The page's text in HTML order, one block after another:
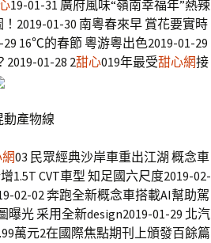
19-01-31 廣府風味“嶺南幸福年”熱辣
2019-01-30 南粵春來早 賞花要實時
16℃的春節 粵游粵出色2019-01-29
01-28 2甜心019年最受甜心網接
產物線
03 民眾經典沙岸車重出江湖 概念車
1.5T CVT車型 知足國六尺度2019-02-
02-02 奔跑全新概念車搭載AI幫助駕
曝光 采用全新design2019-01-29 北汽
萬元2在國際焦點期刊上頒發百餘篇